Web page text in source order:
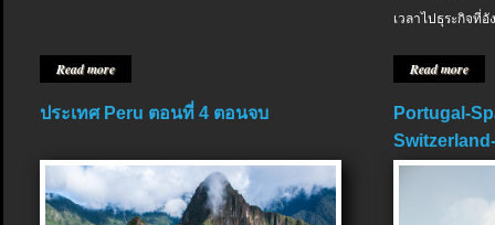
Read more
เวลาไปธุระกิจที่อั
Read more
ประเทศ Peru ตอนที่ 4 ตอนจบ
Portugal-